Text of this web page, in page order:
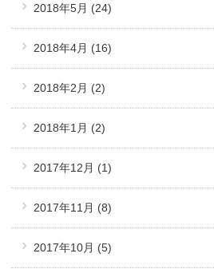
2018年5月 (24)
2018年4月 (16)
2018年2月 (2)
2018年1月 (2)
2017年12月 (1)
2017年11月 (8)
2017年10月 (5)